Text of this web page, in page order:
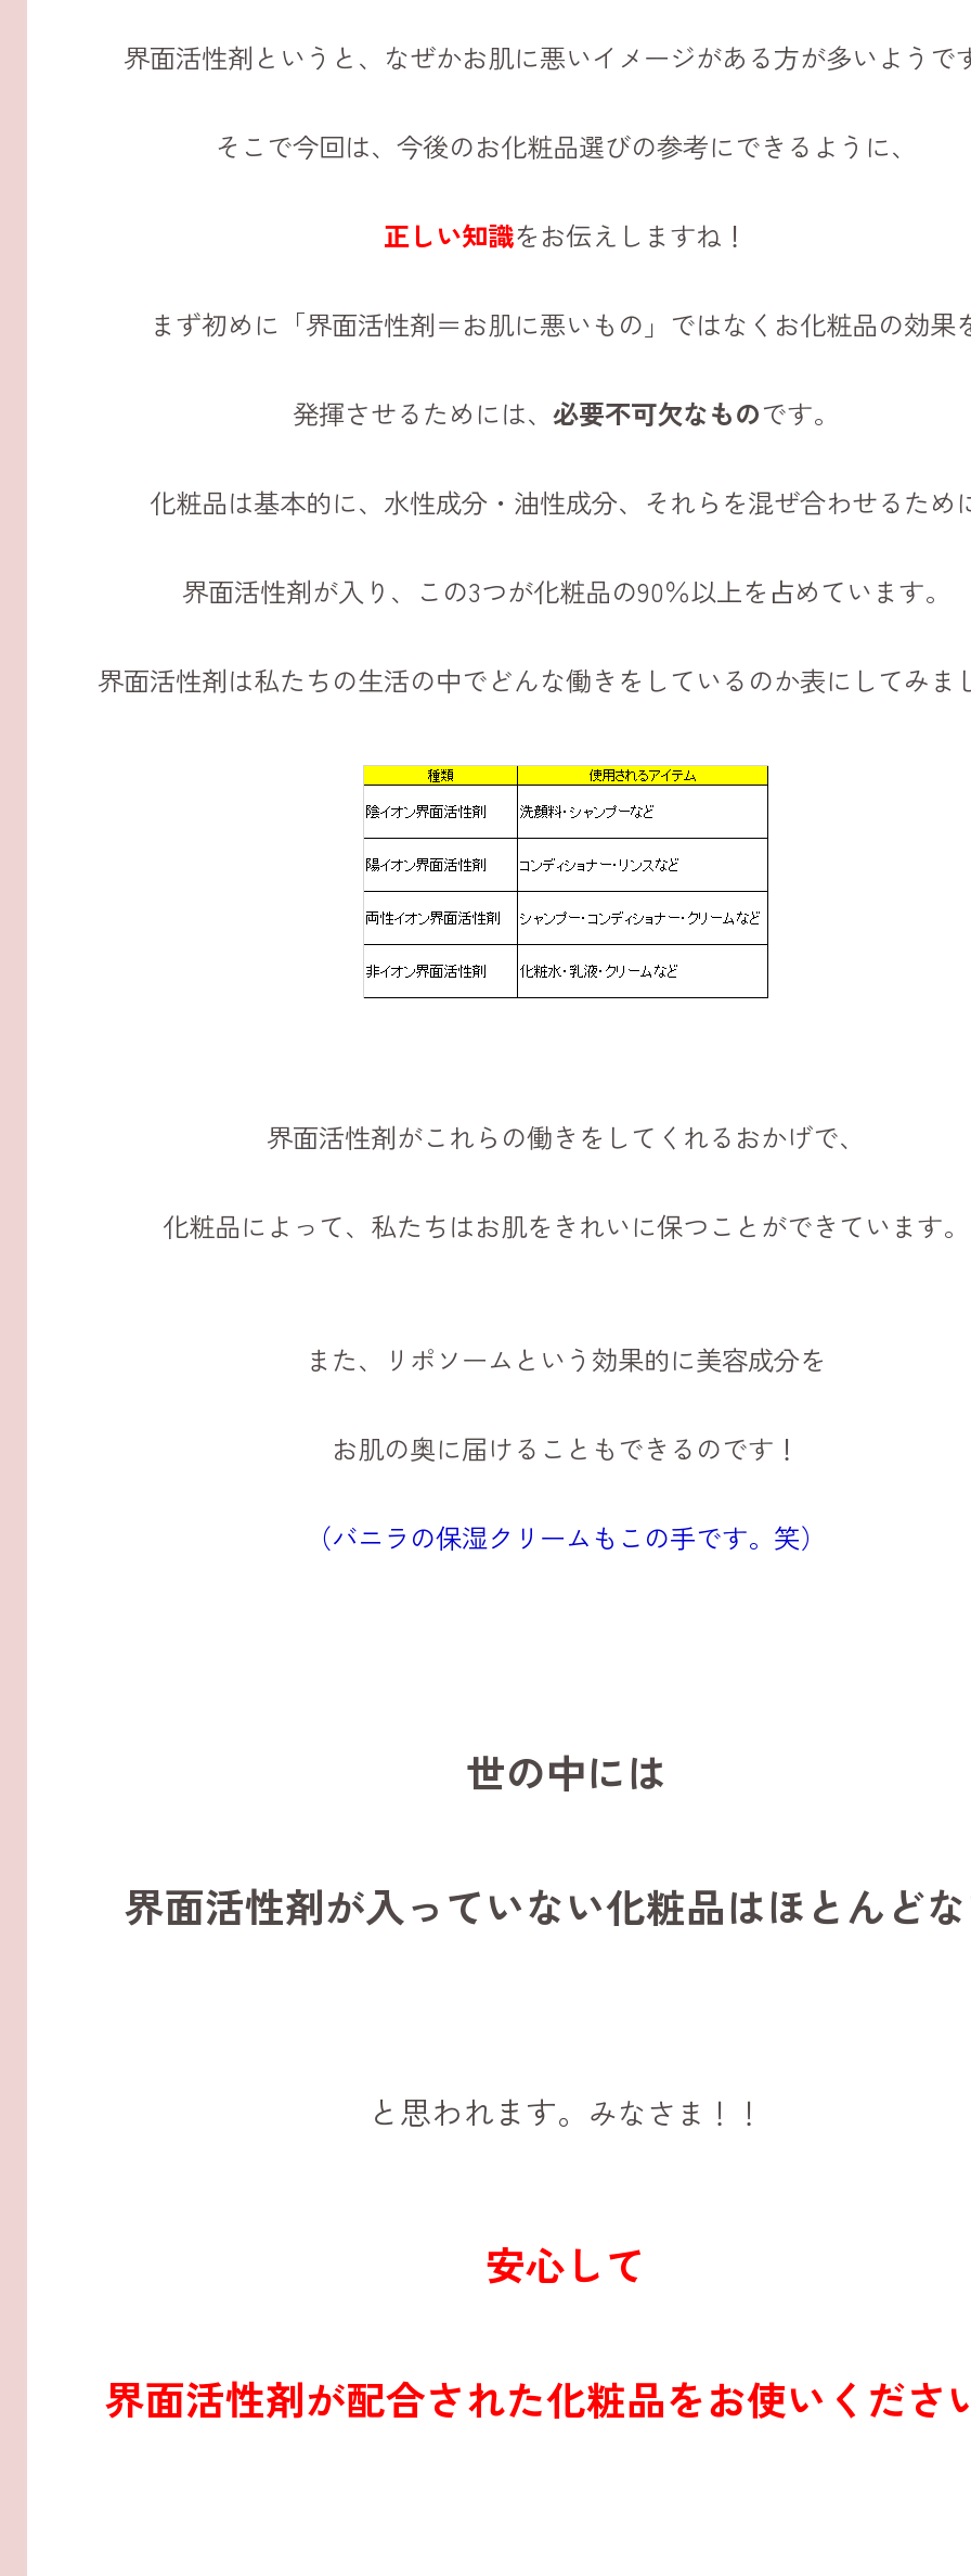
界面活性剤というと、なぜかお肌に悪いイメージがある方が多いようで
そこで今回は、今後のお化粧品選びの参考にできるように、
正しい知識をお伝えしますね！
まず初めに「界面活性剤＝お肌に悪いもの」ではなくお化粧品の効果
発揮させるためには、 必要不可欠なものです。
化粧品は基本的に、水性成分・油性成分、それらを混ぜ合わせるため
界面活性剤が入り、この3つが化粧品の90％以上を占めています。
界面活性剤は私たちの生活の中でどんな働きをしているのか表にしてみま
界面活性剤がこれらの働きをしてくれるおかげで、
化粧品によって、私たちはお肌をきれいに保つことができています。
また、リポソームという効果的に美容成分を
お肌の奥に届けることもできるのです！
（バニラの保湿クリームもこの手です。笑）
世の中には
界面活性剤が入っていない化粧品はほとんど
と思われます。 みなさま！！
安心して
界面活性剤が配合された化粧品をお使いくださ